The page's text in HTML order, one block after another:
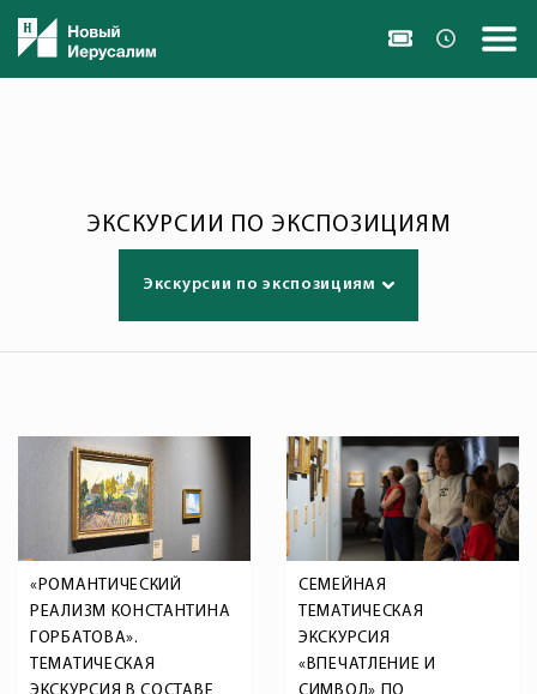
ЭКСКУРСИИ ПО ЭКСПОЗИЦИЯМ
Экскурсии по экспозициям
«РОМАНТИЧЕСКИЙ
РЕАЛИЗМ КОНСТАНТИНА
ГОРБАТОВА».
ТЕМАТИЧЕСКАЯ
СЕМЕЙНАЯ
ТЕМАТИЧЕСКАЯ
ЭКСКУРСИЯ
«ВПЕЧАТЛЕНИЕ И